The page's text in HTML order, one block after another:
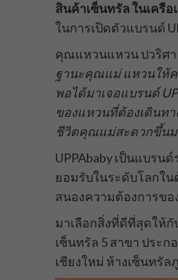
สินค้าเซ็นทรัล ในเครือ
ในการเปิดตัวแบรนด์
คุณแหวนแหวน ปวริศา
ฐานะคุณแม่ แหวนให้ค
พอได้มาเจอแบรนด์
ของแหวนที่ต้องเดินทา
ชีวิตคุณแม่สะดวกขึ้นม
UPPAbaby เป็นแบรน
ยอมรับในระดับโลกใ
สนองความต้องการข
มาเลือกสิ่งที่ดีที่สุดให้กั
เซ็นทรัล 5 สาขา ประ
เชียงใหม่ ห้างเซ็นทรัล